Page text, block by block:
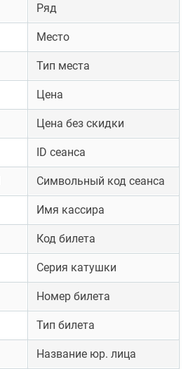
Ряд
Место
Тип места
Цена
Цена без скидки
ID сеанса
Символьный код сеанса
Имя кассира
Код билета
Серия катушки
Номер билета
Тип билета
Название юр. лица